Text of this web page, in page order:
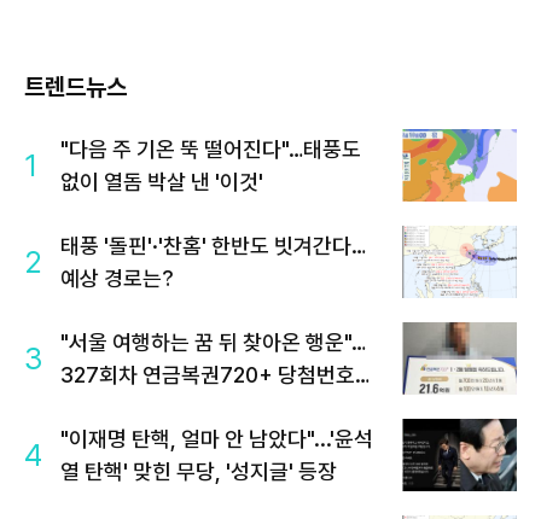
트렌드뉴스
1
"다음 주 기온 뚝 떨어진다"…태풍도
없이 열돔 박살 낸 '이것'
2
태풍 '돌핀'·'찬홈' 한반도 빗겨간다…
예상 경로는?
3
"서울 여행하는 꿈 뒤 찾아온 행운"…
327회차 연금복권720+ 당첨번호조
4
"이재명 탄핵, 얼마 안 남았다"...'윤석
열 탄핵' 맞힌 무당, '성지글' 등장